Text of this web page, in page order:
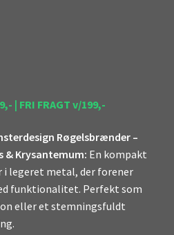
| FRI FRAGT v/199,-
Røgelsbrænder –
& Krysantemum: En kompakt
i legeret metal, der forener
funktionalitet. Perfekt som
eller et stemningsfuldt